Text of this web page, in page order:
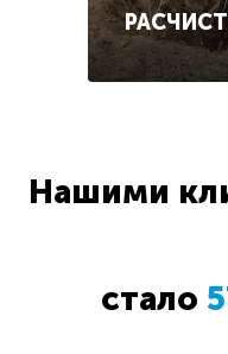
Нашими
стало